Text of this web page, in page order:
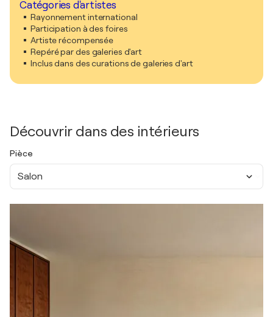
Catégories d'artistes
Rayonnement international
Participation à des foires
Artiste récompensée
Repéré par des galeries d'art
Inclus dans des curations de galeries d'art
Découvrir dans des intérieurs
Pièce
Salon